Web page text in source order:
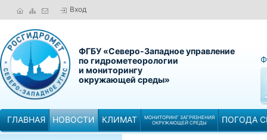
Вход
ФГБУ «Северо-Западное управление
по гидрометеорологии
и мониторингу
окружающей среды»
ГЛАВНАЯ НОВОСТИ КЛИМАТ
МОНИТОРИНГ ЗАГРЯЗНЕНИЯ
ОКРУЖАЮЩЕЙ СРЕДЫ
ПОГОДА